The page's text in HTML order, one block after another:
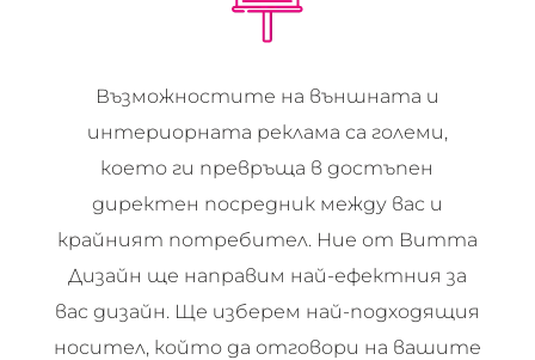
Възможностите на външната и
интериорната реклама са големи,
което ги превръща в достъпен
директен посредник между вас и
крайният потребител. Ние от Витта
Дизайн ще направим най-ефектния за
вас дизайн. Ще изберем най-подходящия
носител, който да отговори на вашите